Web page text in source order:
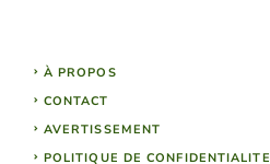
À PROPOS
CONTACT
AVERTISSEMENT
POLITIQUE DE CONFIDENTIALITE